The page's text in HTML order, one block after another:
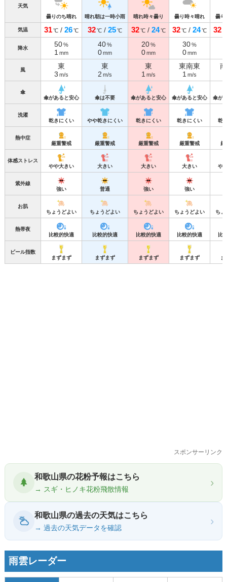
天気
曇りのち晴れ
晴れ朝は一時小雨 晴れ時々曇り 曇り時々晴れ 曇り
気温 31℃/ 26℃ 32℃/ 25℃ 32℃/ 24℃ 32℃/ 24℃ 32
降水 50%
1 mm
40%
0mm
20%
0mm
30%
0mm
風
東
3 m/s
東
2 m/s
東
1 m/s
東南東
1 m/s
傘
傘があると安心
傘は不要 傘があると安心 傘があると安心 傘が
洗濯
乾きにくい
やや乾きにくい 乾きにくい 乾きにくい 乾
熱中症
厳重警戒
厳重警戒 厳重警戒 厳重警戒 厳
体感ストレス
やや大きい
大きい 大きい 大きい や
紫外線
強い
普通 強い 強い
お肌
ちょうどよい
ちょうどよい ちょうどよい ちょうどよい ちょ
熱帯夜
比較的快適
比較的快適 比較的快適 比較的快適 比
ビール指数
まずまず
まずまず まずまず まずまず ま
スポンサーリンク
和歌山県の花粉予報はこちら
→ スギ・ヒノキ花粉飛散情報
›
和歌山県の過去の天気はこちら
→ 過去の天気データを確認
›
雨雲レーダー